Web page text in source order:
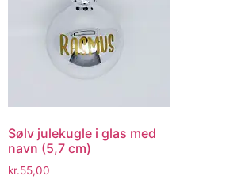
Sølv julekugle i glas med
navn (5,7 cm)
kr.55,00